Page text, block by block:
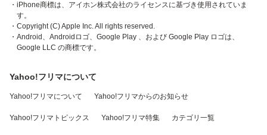
・iPhone商標は、アイホン株式会社のライセンスに基づき使用されていま
す。
・Copyright (C) Apple Inc. All rights reserved.
・Android、Androidロゴ、Google Play 、および Google Play ロゴは、
Google LLC の商標です。
Yahoo!フリマについて
Yahoo!フリマについて Yahoo!フリマからのお知らせ
Yahoo!フリマトピックス Yahoo!フリマ特集 カテゴリ一覧